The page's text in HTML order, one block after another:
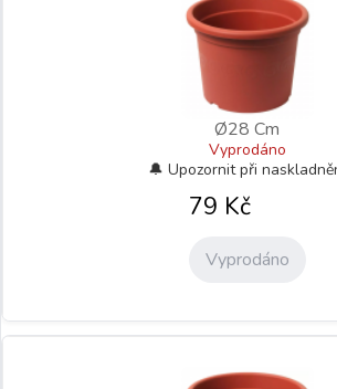
Ø28 Cm
Vyprodáno
79 Kč
Vyprodáno